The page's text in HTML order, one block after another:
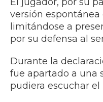
El jugador, por su
versión espontánea
limitándose a
por su defensa al
Durante la
fue apartado a una
pudiera escuchar el